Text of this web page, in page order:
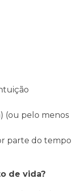
(ou pelo menos
parte do tempo
de vida?